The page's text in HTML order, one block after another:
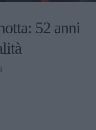
52 anni